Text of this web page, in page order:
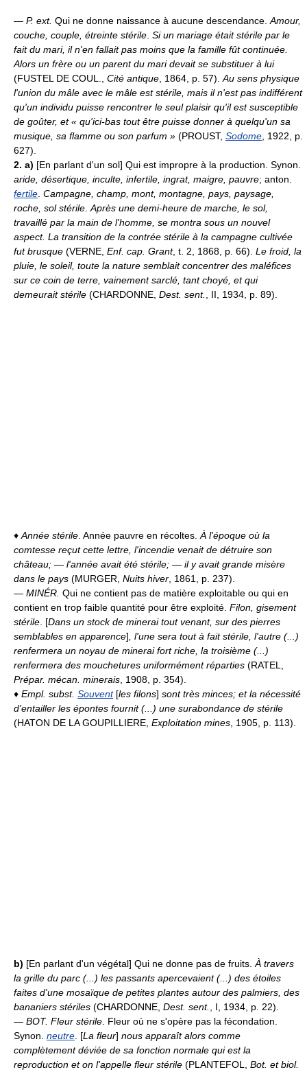
— P. ext. Qui ne donne naissance à aucune descendance. Amour,
couche, couple, étreinte stérile Si un mariage était stérile par le
fait du mari, il n'en fallait pas moins que la famille fût continuée.
Alors un frère ou un parent du mari devait se substituer à lui
(FUSTEL DE COUL., Cité antique , 1864, p. 57). Au sens physique
l'union du mâle avec le mâle est stérile, mais il n'est pas indifférent
qu'un individu puisse rencontrer le seul plaisir qu'il est susceptible
de goûter, et « qu'ici-bas tout être puisse donner à quelqu'un sa
musique, sa flamme ou son parfum » (PROUST, Sodome , 1922, p.
627).
2. a) [En parlant d'un sol] Qui est impropre à la production. Synon.
aride, désertique, inculte, infertile, ingrat, maigre, pauvre; anton.
fertile Campagne, champ, mont, montagne, pays, paysage,
roche, sol stérile Après une demi-heure de marche, le sol,
travaillé par la main de l'homme, se montra sous un nouvel
aspect. La transition de la contrée stérile à la campagne cultivée
fut brusque (VERNE, Enf. cap. Grant, t. 2, 1868, p. 66). Le froid, la
pluie, le soleil, toute la nature semblait concentrer des maléfices
sur ce coin de terre, vainement sarclé, tant choyé, et qui
demeurait stérile (CHARDONNE, Dest. sent. , II, 1934, p. 89).
♦ Année stérile . Année pauvre en récoltes. À l'époque où la
comtesse reçut cette lettre, l'incendie venait de détruire son
château; — l'année avait été stérile; — il y avait grande misère
dans le pays (MURGER, Nuits hiver , 1861, p. 237).
— MINÉR. Qui ne contient pas de matière exploitable ou qui en
contient en trop faible quantité pour être exploité. Filon, gisement
stérile . [Dans un stock de minerai tout venant, sur des pierres
semblables en apparence] , l'une sera tout à fait stérile, l'autre (...)
renfermera un noyau de minerai fort riche, la troisième (...)
renfermera des mouchetures uniformément réparties (RATEL,
Prépar. mécan. minerais , 1908, p. 354).
♦ Empl. subst. Souvent [les filons] sont très minces; et la nécessité
d'entailler les épontes fournit (...) une surabondance de stérile
(HATON DE LA GOUPILLIERE, Exploitation mines , 1905, p. 113).
b) [En parlant d'un végétal] Qui ne donne pas de fruits. À travers
la grille du parc (...) les passants apercevaient (...) des étoiles
faites d'une mosaïque de petites plantes autour des palmiers, des
bananiers stériles (CHARDONNE, Dest. sent.
, I, 1934, p. 22).
— BOT. Fleur stérile . Fleur où ne s'opère pas la fécondation.
Synon. neutre . [La fleur] nous apparaît alors comme
complètement déviée de sa fonction normale qui est la
reproduction et on l'appelle fleur stérile (PLANTEFOL, Bot. et biol.